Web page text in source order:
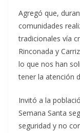
Agregó que,
comunidades
tradicionales vía
Rinconada y
lo que nos han
tener la atención
Invitó a la
Semana Santa
seguridad y no